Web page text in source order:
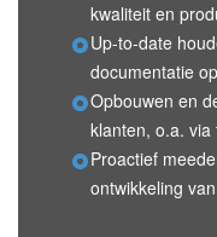
kwaliteit en
Up-to-date
documentatie
Opbouwen en
klanten, o.a.
Proactief
ontwikkeling